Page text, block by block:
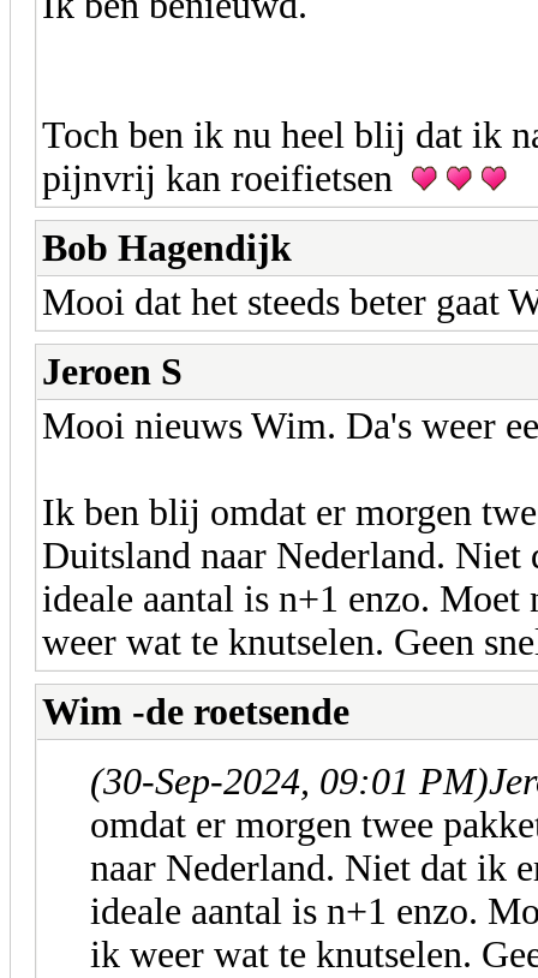
Toch ben ik nu heel blij dat ik
pijnvrij kan roeifietsen
Bob Hagendijk
Mooi dat het steeds beter gaat
Jeroen S
Mooi nieuws Wim. Da's weer
Ik ben blij omdat er morgen
Duitsland naar Nederland. Niet
ideale aantal is n+1 enzo.
weer wat te knutselen. Geen
Wim -de roetsende
(30-Sep-2024, 09:01 PM)
omdat er morgen twee
naar Nederland. Niet dat ik
ideale aantal is n+1 enzo.
ik weer wat te knutselen.